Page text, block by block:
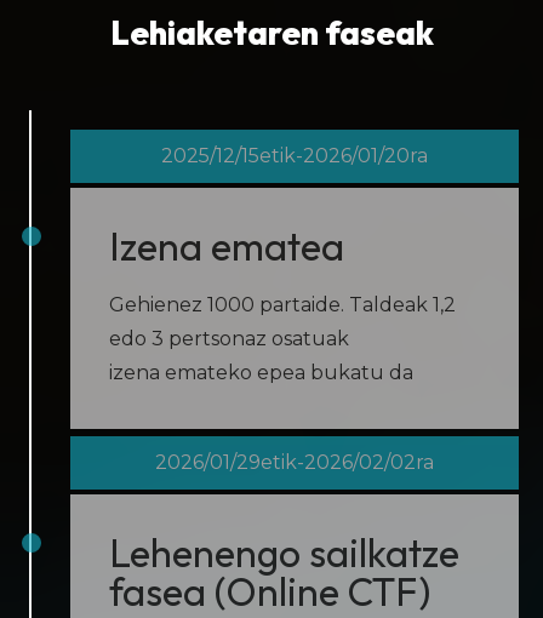
Lehiaketaren faseak
2025/12/15etik-2026/01/20ra
Izena ematea
Gehienez 1000 partaide. Taldeak 1,2
edo 3 pertsonaz osatuak
izena emateko epea bukatu da
Lehenengo sailkatze
fasea (Online CTF)
2026/01/29etik-2026/02/02ra